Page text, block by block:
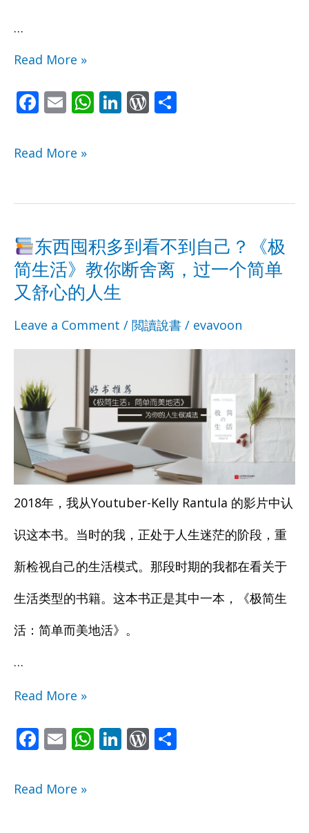
…
奶
酪》
你
把
属
于
的
美
好
找
回
来
Read More »
F
e
o
k
E
ai
W
p
p
Li
n
W
ss
奶
酪》
你
把
属
于
的
美
好
找
回
来
Read More »
东西囤积多到看不到自己？《极
简生活》教你断舍离，过一个简单
又舒心的人生
Leave a Comment / 閲讀說書 / evavoon
2018年，我从Youtuber-Kelly Rantula 的影片中认
识这本书。当时的我，正处于人生迷茫的阶段，重
新检视自己的生活模式。那段时期的我都在看关于
生活类型的书籍。这本书正是其中一本，《极简生
活：简单而美地活》。
…
东
囤
多
到
看
不
到
自
己？
《极
简
生
活》
你
Read More »
F
ac
e
E
m
ai
W
h
Li
n
W
or
东
囤
多
到
看
不
到
自
己？
《极
简
生
活》
你
Read More »